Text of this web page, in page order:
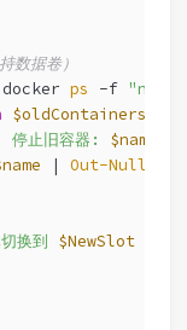
数据卷）
ps -f "name=
$oldContainers
止旧容器: $name
| Out-Null
换到 $NewSlot 槽位"